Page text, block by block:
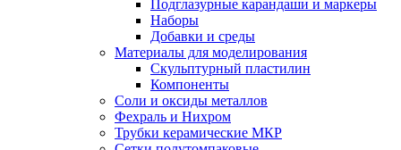
Подглазурные карандаши и маркеры
Наборы
Добавки и среды
Материалы для моделирования
Скульптурный пластилин
Компоненты
Соли и оксиды металлов
Фехраль и Нихром
Трубки керамические МКР